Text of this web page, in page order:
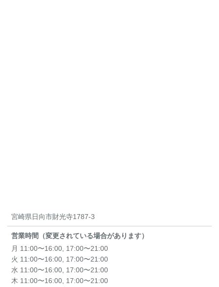
宮崎県日向市財光寺1787-3
営業時間（変更されている場合があります）
月 11:00〜16:00, 17:00〜21:00
火 11:00〜16:00, 17:00〜21:00
水 11:00〜16:00, 17:00〜21:00
木 11:00〜16:00, 17:00〜21:00